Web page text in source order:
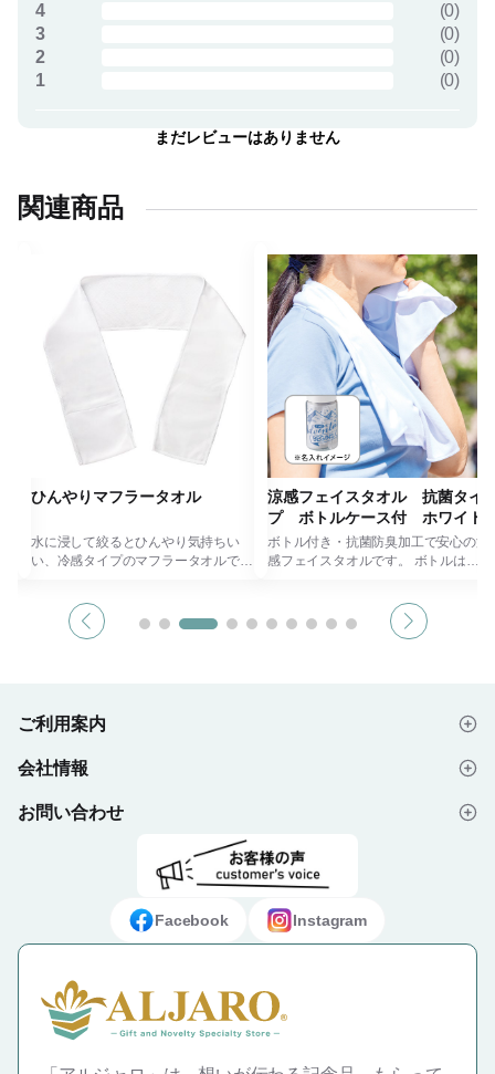
4
(0)
3
(0)
2
(0)
1
(0)
まだレビューはありません
関連商品
ひんやりマフラータオル
水に浸して絞るとひんやり気持ちい
い、冷感タイプのマフラータオルで
できます。 夏場のスポーツ観戦や屋
外イベント、アウトドアなどのシーン
涼感フェイスタオル 抗菌タイ
プ ボトルケース付 ホワイト
ボトル付き・抗菌防臭加工で安心の涼
感フェイスタオルです。 ボトルはす
ることができます。 カラビナ付きな
のでリュックなどお好きな場所に引っ
もにおいが付きにくくなっています。
夏のイベントのノベルティや、スポー
の記念品や周年記念品としてもおすす
ご利用案内
はじめての方へ
ご注文の流れ
デザイン入稿データについて
ギフト・ノベルティ納入事例
会社情報
会社概要
プライバシーポリシー
お問い合わせ
お問い合わせフォームFacebook Instagram